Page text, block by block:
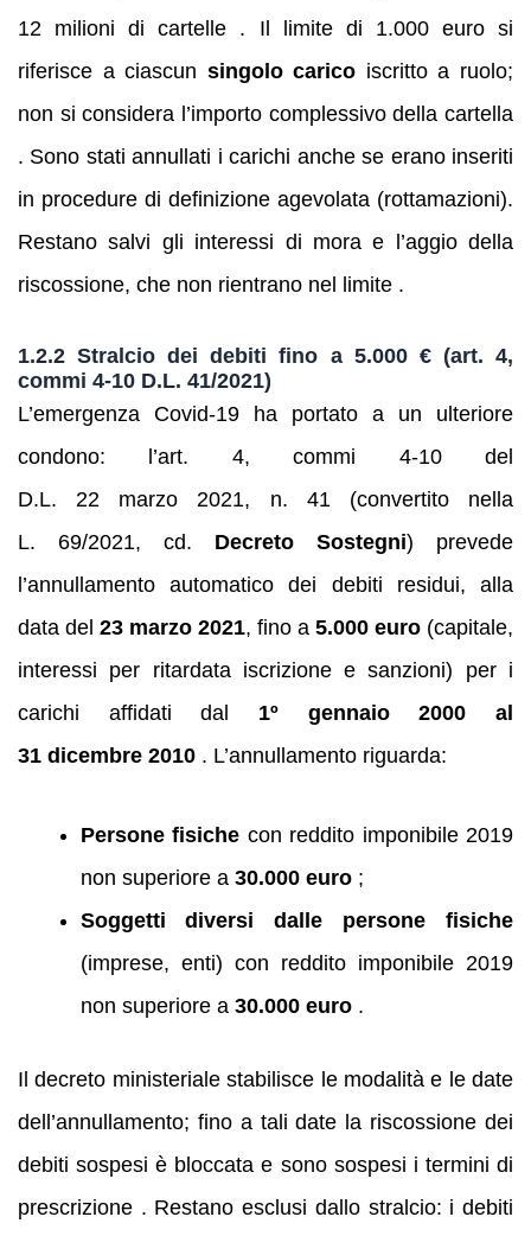
12 milioni di cartelle . Il limite di 1.000 euro si
riferisce a ciascun singolo carico iscritto a ruolo;
non si considera l’importo complessivo della cartella
. Sono stati annullati i carichi anche se erano inseriti
in procedure di definizione agevolata (rottamazioni).
Restano salvi gli interessi di mora e l’aggio della
riscossione, che non rientrano nel limite .
1.2.2 Stralcio dei debiti fino a 5.000 € (art. 4,
commi 4‑10 D.L. 41/2021)
L’emergenza Covid‑19 ha portato a un ulteriore
condono: l’art. 4, commi 4‑10 del
D.L. 22 marzo 2021, n. 41 (convertito nella
L. 69/2021, cd. Decreto Sostegni) prevede
l’annullamento automatico dei debiti residui, alla
data del 23 marzo 2021, fino a 5.000 euro (capitale,
interessi per ritardata iscrizione e sanzioni) per i
carichi affidati dal 1º gennaio 2000 al
31 dicembre 2010 . L’annullamento riguarda:
Persone fisiche con reddito imponibile 2019
non superiore a 30.000 euro;
Soggetti diversi dalle persone fisiche
(imprese, enti) con reddito imponibile 2019
non superiore a 30.000 euro.
Il decreto ministeriale stabilisce le modalità e le date
dell’annullamento; fino a tali date la riscossione dei
debiti sospesi è bloccata e sono sospesi i termini di
prescrizione . Restano esclusi dallo stralcio: i debiti